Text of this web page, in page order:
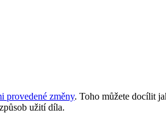
provedené změny. Toho můžete docílit
užití díla.